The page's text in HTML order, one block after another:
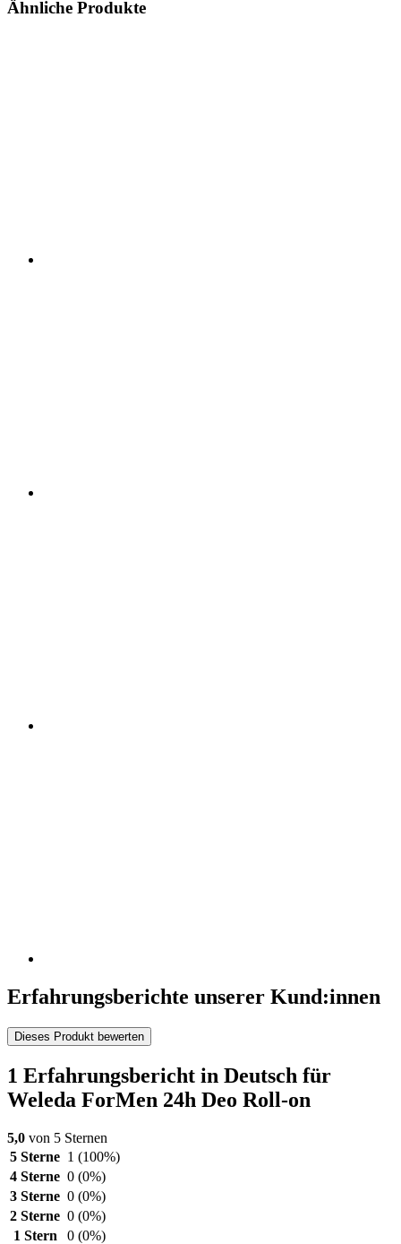
Ähnliche Produkte
Erfahrungsberichte unserer Kund:innen
Dieses Produkt bewerten
1 Erfahrungsbericht in Deutsch für
Weleda ForMen 24h Deo Roll-on
5,0 von 5 Sternen
5 Sterne 1 (100%)
4 Sterne 0 (0%)
3 Sterne 0 (0%)
2 Sterne 0 (0%)
1 Stern
0 (0%)